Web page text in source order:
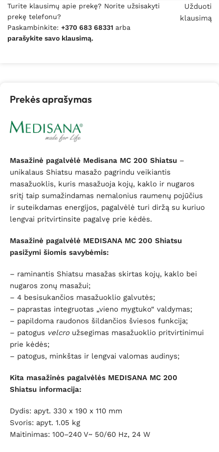
Turite klausimų apie prekę? Norite užsisakyti
prekę telefonu?
Paskambinkite: +370 683 68331 arba
parašykite savo klausimą.
Užduoti
klausimą
Prekės aprašymas
Masažinė pagalvėlė Medisana MC 200 Shiatsu –
unikalaus Shiatsu masažo pagrindu veikiantis
masažuoklis, kuris masažuoja kojų, kaklo ir nugaros
sritį taip sumažindamas nemalonius raumenų pojūčius
ir suteikdamas energijos, pagalvėlė turi diržą su kuriuo
lengvai pritvirtinsite pagalvę prie kėdės.
Masažinė pagalvėlė MEDISANA MC 200 Shiatsu
pasižymi šiomis savybėmis:
– raminantis Shiatsu masažas skirtas kojų, kaklo bei
nugaros zonų masažui;
– 4 besisukančios masažuoklio galvutės;
– paprastas integruotas „vieno mygtuko“ valdymas;
– papildoma raudonos šildančios šviesos funkcija;
– patogus velcroužsegimas masažuoklio pritvirtinimui
prie kėdės;
– patogus, minkštas ir lengvai valomas audinys;
Kita masažinės pagalvėlės MEDISANA MC 200
Shiatsu informacija:
Dydis: apyt. 330 x 190 x 110 mm
Svoris: apyt. 1.05 kg
Maitinimas: 100–240 V~ 50/60 Hz, 24 W